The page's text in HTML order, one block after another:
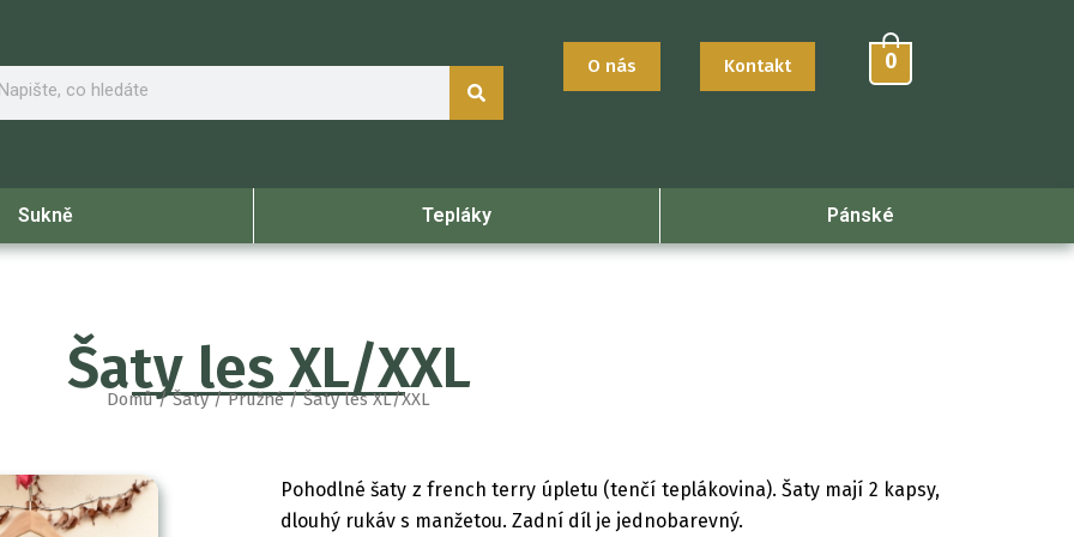
O nás Kontakt 0
Sukně Tepláky Pánské
Šaty les XL/XXL
Domů/Šaty/Pružné/ Šaty les XL/XXL
Pohodlné šaty z french terry úpletu (tenčí teplákovina). Šaty mají 2 kapsy,
dlouhý rukáv s manžetou. Zadní díl je jednobarevný.